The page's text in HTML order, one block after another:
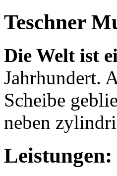
Teschner
Die Welt ist
Jahrhundert.
Scheibe
neben
Leistungen: